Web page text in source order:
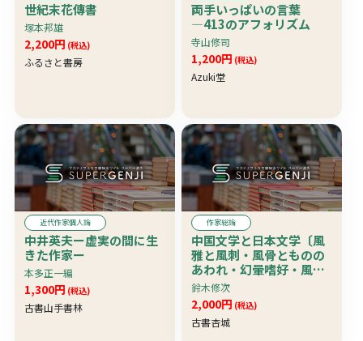
世紀末花傳書
塚本邦雄
2,200円 (税込)
ふるさと書房
両手いっぱいの言葉
―413のアフォリズム
寺山修司
1,200円 (税込)
Azuki堂
近代作家個人論
中井英夫ー虚実の間に生
きた作家ー
本多正一編
1,300円 (税込)
古書山手書林
作家総論
中国文学と日本文学〔風
雅と風刺・風骨とものの
あわれ・幻暈嗜好・風流
考・無常考他〕 上製本
版
鈴木修次
2,000円 (税込)
古書杏城